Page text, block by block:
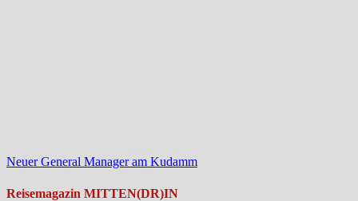
Neuer General Manager am Kudamm
Reisemagazin MITTEN(DR)IN